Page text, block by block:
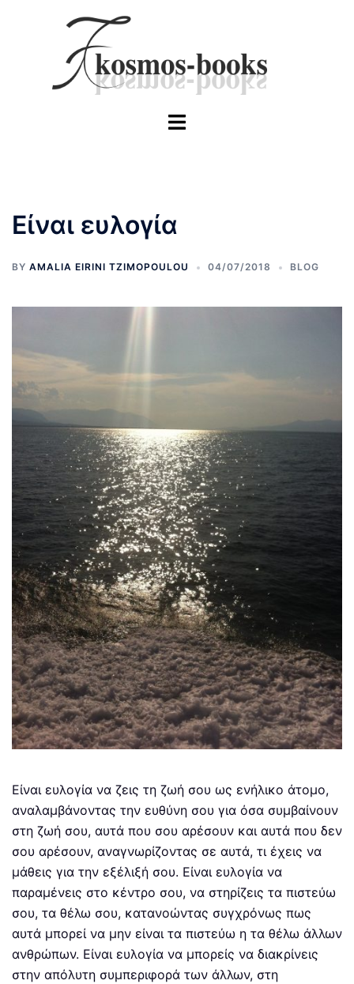
Toggle
Είναι ευλογία
BY AMALIA EIRINI TZIMOPOULOU 04/07/2018 BLOG
Είναι ευλογία να ζεις τη ζωή σου ως ενήλικο άτομο,
αναλαμβάνοντας την ευθύνη σου για όσα συμβαίνουν
στη ζωή σου, αυτά που σου αρέσουν και αυτά που δεν
σου αρέσουν, αναγνωρίζοντας σε αυτά, τι έχεις να
μάθεις για την εξέλιξή σου. Είναι ευλογία να
παραμένεις στο κέντρο σου, να στηρίζεις τα πιστεύω
σου, τα θέλω σου, κατανοώντας συγχρόνως πως
αυτά μπορεί να μην είναι τα πιστεύω η τα θέλω άλλων
ανθρώπων. Είναι ευλογία να μπορείς να διακρίνεις
στην απόλυτη συμπεριφορά των άλλων, στη